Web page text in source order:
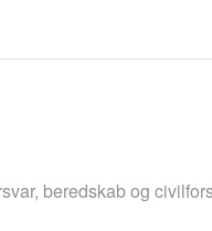
beredskab og